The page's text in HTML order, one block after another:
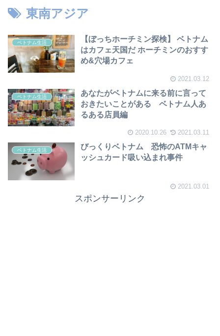
東南アジア
ベトナム生活
【ぼっちホーチミン探検】 ベトナム
はカフェ天国だ ホーチミンのおすす
め&穴場カフェ
2021.03.12
ベトナム生活
あなたがベトナムに来る前に言って
おきたいことがある ベトナム人あ
るある店員編
2020.10.26 2021.03.11
ベトナム生活
びっくりベトナム 恐怖のATMキャ
ッシュカード吸い込まれ事件
2021.03.01
スポンサーリンク